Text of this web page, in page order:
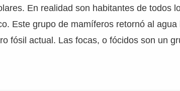
En realidad son habitantes de todos
Este grupo de mamíferos retornó al
fósil actual. Las focas, o fócidos son un